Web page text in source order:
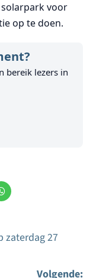
voor
op te doen.
bereik lezers in
zaterdag 27
Volgende: